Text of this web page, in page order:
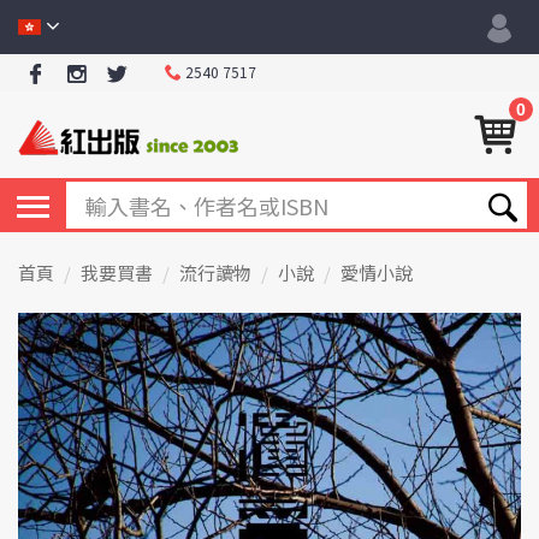
2540 7517
0
首頁 我要買書 流行讀物 小說 愛情小說